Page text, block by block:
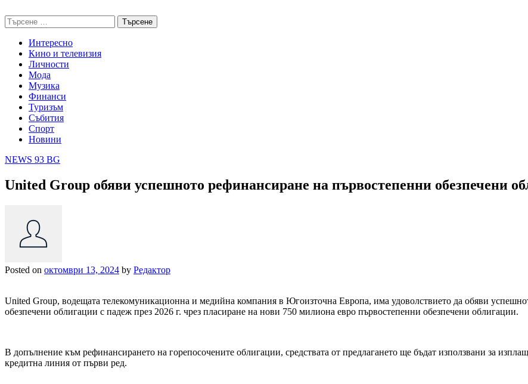
to
content
Търсене
за:
Интересно
Кино и телевизия
Личности
Мода
Музика
Финанси
Туризъм
Събития
Спорт
Новини
NEWS 93 BG
United Group обяви успешното рефинансиране на първостепенни обезпечени
Posted on октомври 13, 2024 by Редактор
United Group, водещата телекомуникационна и медийна компания в Югоизточна Европа, има удоволствието да обяви
обезпечени облигации с падеж през 2026 г. чрез пласиране на нови 750 милиона евро първостепенни обезпечени облигации.
В допълнение към рефинансирането на горепосочените облигации, средствата от предлагането ще бъдат използвани за
кредитна линия от първи ред.